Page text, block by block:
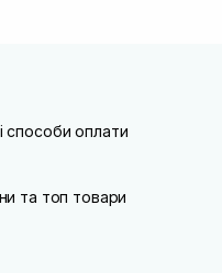
способи оплати
та топ товари